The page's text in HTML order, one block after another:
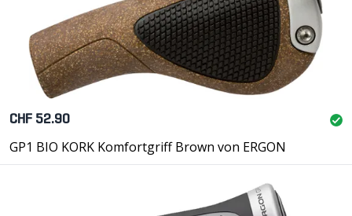
CHF 52.90
GP1 BIO KORK Komfortgriff Brown von ERGON